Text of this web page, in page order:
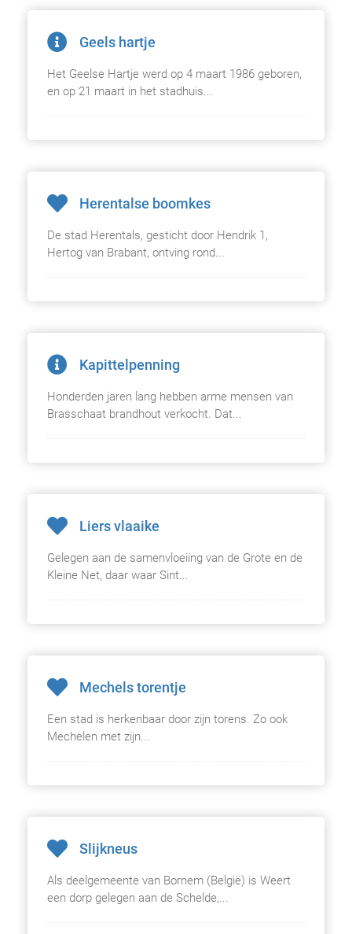
Geels hartje
Het Geelse Hartje werd op 4 maart 1986 geboren,
en op 21 maart in het stadhuis...
Herentalse boomkes
De stad Herentals, gesticht door Hendrik 1,
Hertog van Brabant, ontving rond...
Kapittelpenning
Honderden jaren lang hebben arme mensen van
Brasschaat brandhout verkocht. Dat...
Liers vlaaike
Gelegen aan de samenvloeiing van de Grote en de
Kleine Net, daar waar Sint...
Mechels torentje
Een stad is herkenbaar door zijn torens. Zo ook
Mechelen met zijn...
Slijkneus
Als deelgemeente van Bornem (België) is Weert
een dorp gelegen aan de Schelde,...